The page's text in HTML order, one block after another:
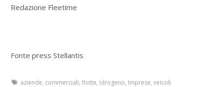
Redazione Fleetime
Fonte press Stellantis
aziende, commerciali,flotte, Idrogeno, Imprese,veicoli